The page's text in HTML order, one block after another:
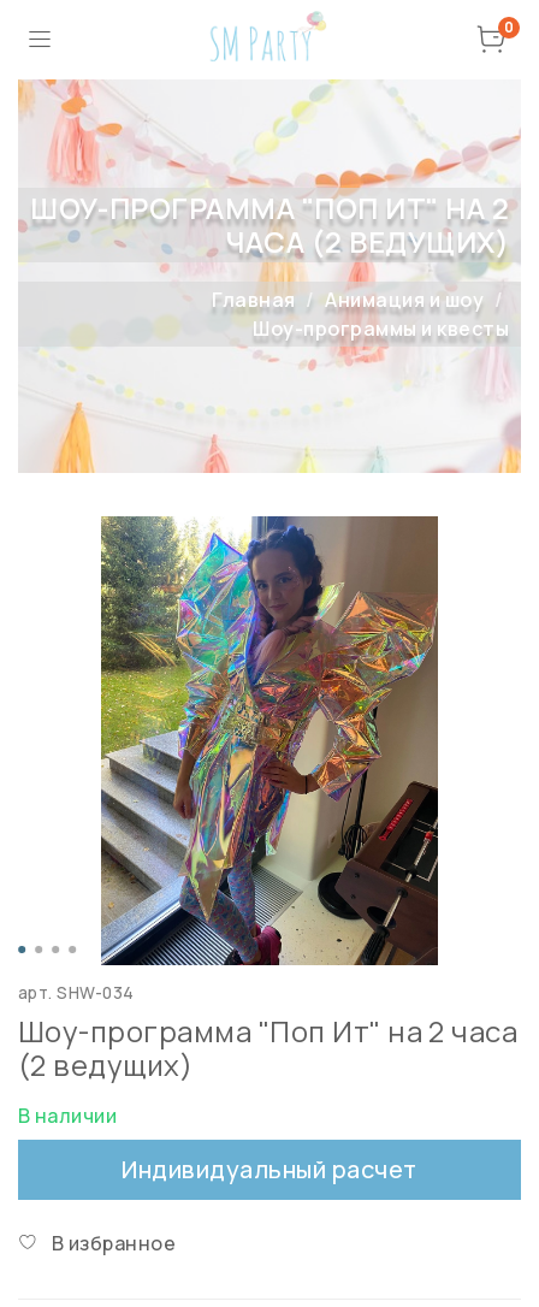
0
ШОУ-ПРОГРАММА "ПОП ИТ" НА 2
ЧАСА (2 ВЕДУЩИХ)
Главная
Анимация и шоу
Шоу-программы и квесты
арт.SHW-034
Шоу-программа "Поп Ит" на 2 часа
(2 ведущих)
В наличии
Индивидуальный расчет
В избранное